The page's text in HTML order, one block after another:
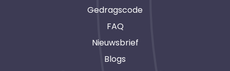
Gedragscode
FAQ
Nieuwsbrief
Blogs